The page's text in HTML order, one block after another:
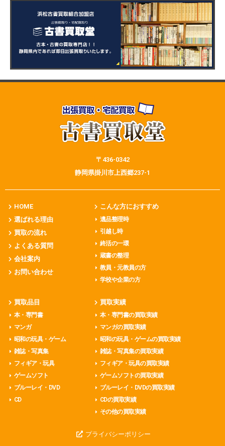
〒436-0342
静岡県掛川市上西郷237-1
HOME
選ばれる理由
買取の流れ
よくある質問
会社案内
お問い合わせ
こんな方におすすめ
遺品整理時
引越し時
終活の一環
蔵書の整理
教員・元教員の方
学校や企業の方
買取品目
本・専門書
マンガ
昭和の玩具・ゲーム
雑誌・写真集
フィギア・玩具
ゲームソフト
ブルーレイ・DVD
CD
買取実績
本・専門書の買取実績
マンガの買取実績
昭和の玩具・ゲームの買取実績
雑誌・写真集の買取実績
フィギア・玩具の買取実績
ゲームソフトの買取実績
ブルーレイ・DVDの買取実績
CDの買取実績
その他の買取実績
プライバシーポリシー